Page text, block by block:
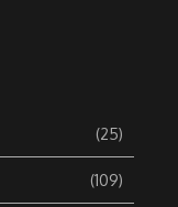
(25)
(109)